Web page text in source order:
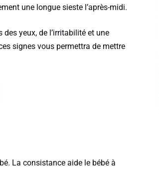
une longue sieste l’après-midi.
yeux, de l’irritabilité et une
signes vous permettra de mettre
La consistance aide le bébé à